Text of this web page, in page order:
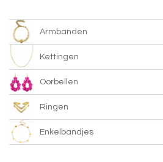
Armbanden
Kettingen
Oorbellen
Ringen
Enkelbandjes